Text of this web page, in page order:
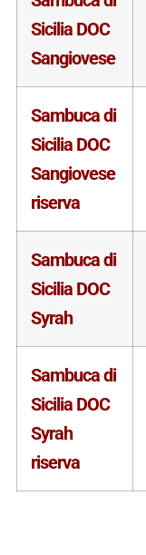
Sicilia DOC
Sangiovese
Sambuca di
Sicilia DOC
Sangiovese
riserva
Sambuca di
Sicilia DOC
Syrah
Sambuca di
Sicilia DOC
Syrah
riserva